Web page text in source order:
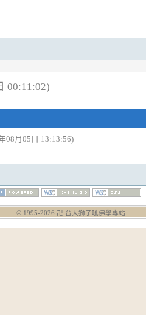
00:11:02)
08月05日 13:13:56)
© 1995-2026 卍 台大獅子吼佛學專站